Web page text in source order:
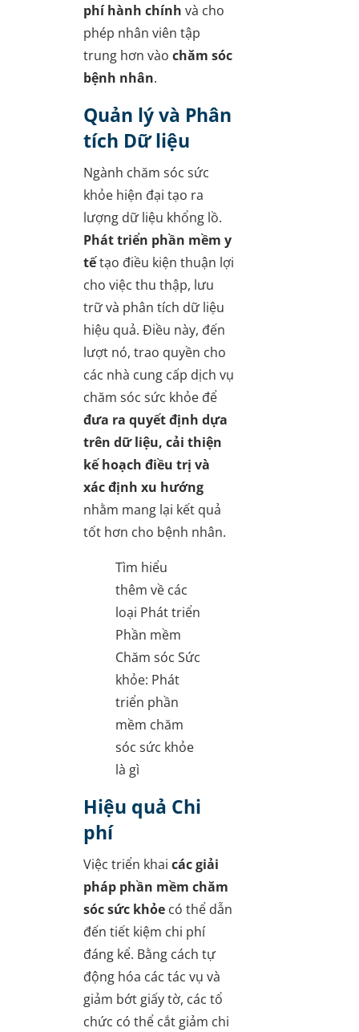
phí hành chính và cho
phép nhân viên tập
trung hơn vào chăm sóc
bệnh nhân.
Quản lý và Phân
tích Dữ liệu
Ngành chăm sóc sức
khỏe hiện đại tạo ra
lượng dữ liệu khổng lồ.
Phát triển phần mềm y
tếtạo điều kiện thuận lợi
cho việc thu thập, lưu
trữ và phân tích dữ liệu
hiệu quả. Điều này, đến
lượt nó, trao quyền cho
các nhà cung cấp dịch vụ
chăm sóc sức khỏe để
đưa ra quyết định dựa
trên dữ liệu, cải thiện
kế hoạch điều trị và
xác định xu hướng
nhằm mang lại kết quả
tốt hơn cho bệnh nhân.
Tìm hiểu
thêm về các
loại Phát triển
Phần mềm
Chăm sóc Sức
khỏe: Phát
triển phần
mềm chăm
sóc sức khỏe
là gì
Hiệu quả Chi
phí
Việc triển khai các giải
pháp phần mềm chăm
sóc sức khỏe có thể dẫn
đến tiết kiệm chi phí
đáng kể. Bằng cách tự
động hóa các tác vụ và
giảm bớt giấy tờ, các tổ
chức có thể cắt giảm chi